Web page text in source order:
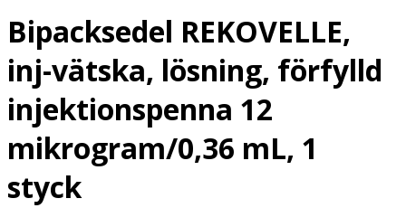
Bipacksedel REKOVELLE,
inj-vätska, lösning, förfylld
injektionspenna 12
mikrogram/0,36 mL, 1
styck